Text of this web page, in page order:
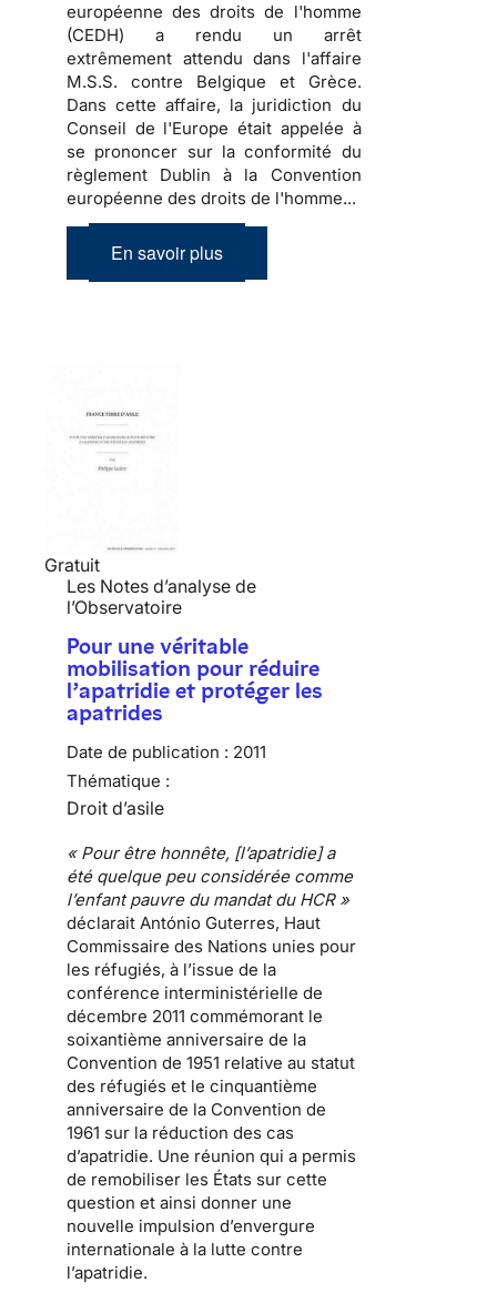
européenne des droits de l'homme
(CEDH) a rendu un arrêt
extrêmement attendu dans l'affaire
M.S.S. contre Belgique et Grèce.
Dans cette affaire, la juridiction du
Conseil de l'Europe était appelée à
se prononcer sur la conformité du
règlement Dublin à la Convention
européenne des droits de l'homme...
En savoir plus
Gratuit
Les Notes d’analyse de
l’Observatoire
Pour une véritable
mobilisation pour réduire
l’apatridie et protéger les
apatrides
Date de publication : 2011
Thématique :
Droit d’asile
« Pour être honnête, [l’apatridie] a
été quelque peu considérée comme
l’enfant pauvre du mandat du HCR »
déclarait António Guterres, Haut
Commissaire des Nations unies pour
les réfugiés, à l’issue de la
conférence interministérielle de
décembre 2011 commémorant le
soixantième anniversaire de la
Convention de 1951 relative au statut
des réfugiés et le cinquantième
anniversaire de la Convention de
1961 sur la réduction des cas
d’apatridie. Une réunion qui a permis
de remobiliser les États sur cette
question et ainsi donner une
nouvelle impulsion d’envergure
internationale à la lutte contre
l’apatridie.